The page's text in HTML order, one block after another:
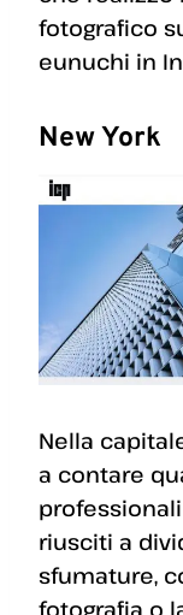
fotografico
eunuchi in
New York
Nella
a contare
riusciti a
sfumature,
fotografia o